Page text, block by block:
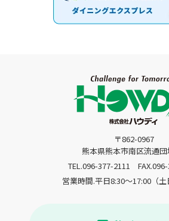
〒862-0967
熊本県熊本市南区流通
TEL.096-377-2111
営業時間.平日8:30〜17:00（土